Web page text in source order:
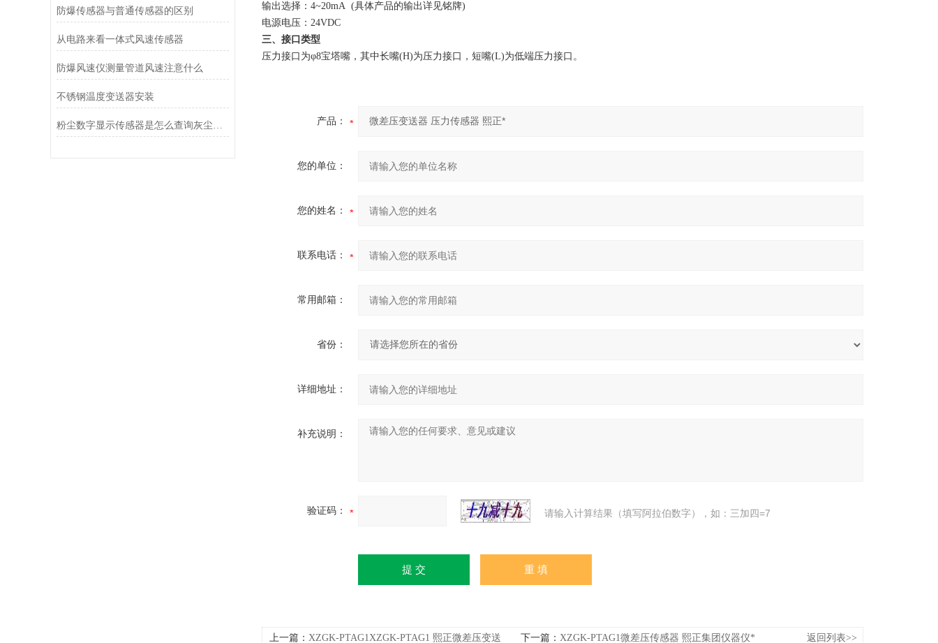
防爆传感器与普通传感器的区别
从电路来看一体式风速传感器
防爆风速仪测量管道风速注意什么
不锈钢温度变送器安装
粉尘数字显示传感器是怎么查询灰尘反射强度的？
输出选择： 4~20mA (具体产品的输出详见铭牌)
电源电压： 24VDC
三、接口类型
压力接口为φ8宝塔嘴，其中长嘴(H)为压力接口，短嘴(L)为低端压力接口。
产品：
您的单位：
您的姓名：
联系电话：
常用邮箱：
省份：
详细地址：
补充说明：
验证码： 请输入计算结果（填写阿拉伯数字），如：三加四=7
上一篇： XZGK-PTAG1XZGK-PTAG1 熙正微差压变送 下一篇： XZGK-PTAG1微差压传感器 熙正集团仪器仪* 返回列表>>